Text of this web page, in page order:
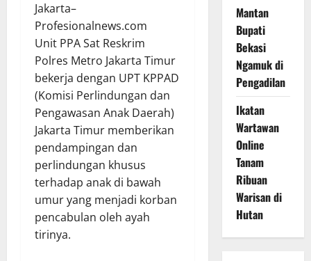
Jakarta–
Profesionalnews.com
Unit PPA Sat Reskrim
Polres Metro Jakarta Timur
bekerja dengan UPT KPPAD
(Komisi Perlindungan dan
Pengawasan Anak Daerah)
Jakarta Timur memberikan
pendampingan dan
perlindungan khusus
terhadap anak di bawah
umur yang menjadi korban
pencabulan oleh ayah
tirinya.
Mantan
Bupati
Bekasi
Ngamuk di
Pengadilan
Ikatan
Wartawan
Online
Tanam
Ribuan
Warisan di
Hutan